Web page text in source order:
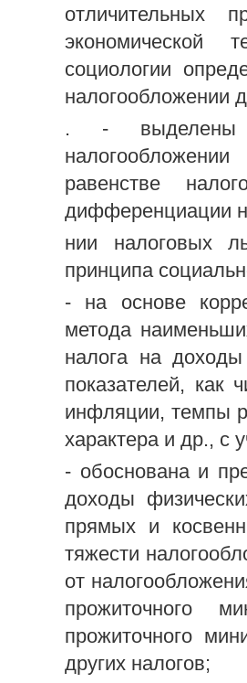
отличительных
экономической
социологии
налогообложении
. - выделены
равенстве
дифференциации
нии налоговых
принципа
- на основе
метода
налога на
показателей, как
инфляции, темпы
характера и др., с
- обоснована и
доходы
прямых и
тяжести
от
прожиточного
прожиточного
других налогов;